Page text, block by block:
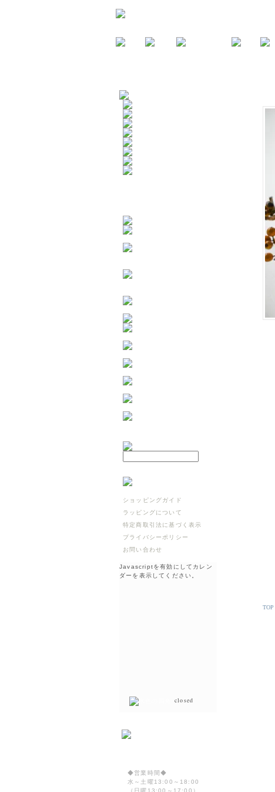
TOP
ショッピングガイド
ラッピングについて
特定商取引法に基づく表示
プライバシーポリシー
お問い合わせ
Javascriptを有効にしてカレン
ダーを表示してください。
closed
◆営業時間◆
水～土曜13:00～18:00
（日曜13:00～17:00）